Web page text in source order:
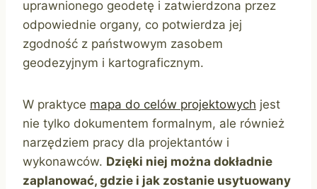
uprawnionego geodetę i zatwierdzona przez
odpowiednie organy, co potwierdza jej
zgodność z państwowym zasobem
geodezyjnym i kartograficznym.
W praktyce mapa do celów projektowych jest
nie tylko dokumentem formalnym, ale również
narzędziem pracy dla projektantów i
wykonawców. Dzięki niej można dokładnie
zaplanować, gdzie i jak zostanie usytuowany